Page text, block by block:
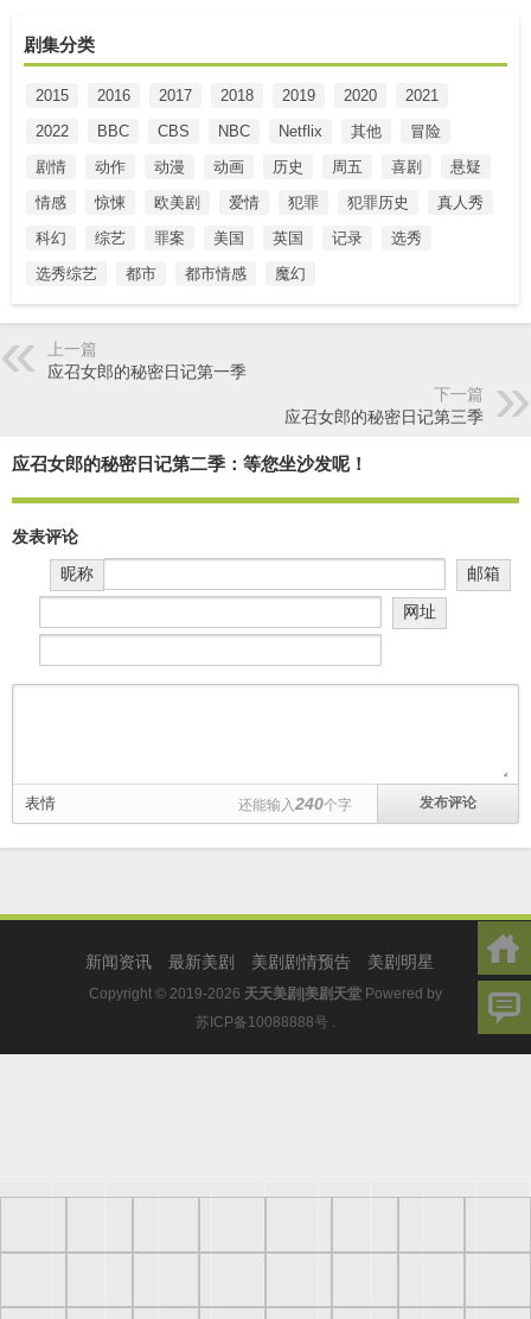
剧集分类
2015 2016 2017 2018 2019 2020
2021
2022
BBC CBS NBC Netflix 其他
冒险
剧情
动作 动漫 动画 历史 周五 喜剧
悬疑
情感
惊悚 欧美剧 爱情 犯罪 犯罪历史
真人秀
科幻
综艺 罪案 美国 英国 记录
选秀
选秀综艺
都市 都市情感 魔幻
上一篇
应召女郎的秘密日记第一季
下一篇
应召女郎的秘密日记第三季
应召女郎的秘密日记第二季：等您坐沙发呢！
发表评论
昵称
邮箱
网址
表情 还能输入 240个字
新闻资讯 最新美剧 美剧剧情预告 美剧明星
Copyright © 2019-2026 天天美剧|美剧天堂 Powered by
苏ICP备10088888号 .